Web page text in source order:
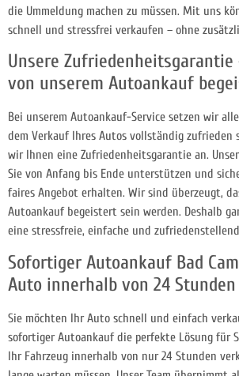
die Ummeldung machen zu müssen. Mit uns
schnell und stressfrei verkaufen – ohne
Unsere Zufriedenheitsgarantie
von unserem Autoankauf
Bei unserem Autoankauf-Service setzen wir
dem Verkauf Ihres Autos vollständig zufrieden
wir Ihnen eine Zufriedenheitsgarantie an.
Sie von Anfang bis Ende unterstützen und
faires Angebot erhalten. Wir sind überzeugt,
Autoankauf begeistert sein werden. Deshalb
eine stressfreie, einfache und
Sofortiger Autoankauf Bad
Auto innerhalb von 24
Sie möchten Ihr Auto schnell und einfach
sofortiger Autoankauf die perfekte Lösung für
Ihr Fahrzeug innerhalb von nur 24 Stunden